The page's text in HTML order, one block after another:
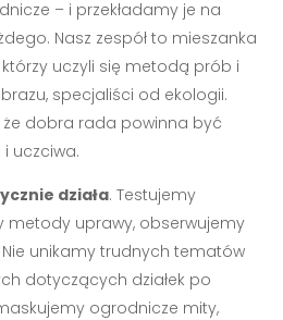
– i przekładamy je na
Nasz zespół to mieszanka
uczyli się metodą prób i
specjaliści od ekologii.
że dobra rada powinna być
uczciwa.
działa. Testujemy
metody uprawy, obserwujemy
unikamy trudnych tematów
dotyczących działek po
ogrodnicze mity,